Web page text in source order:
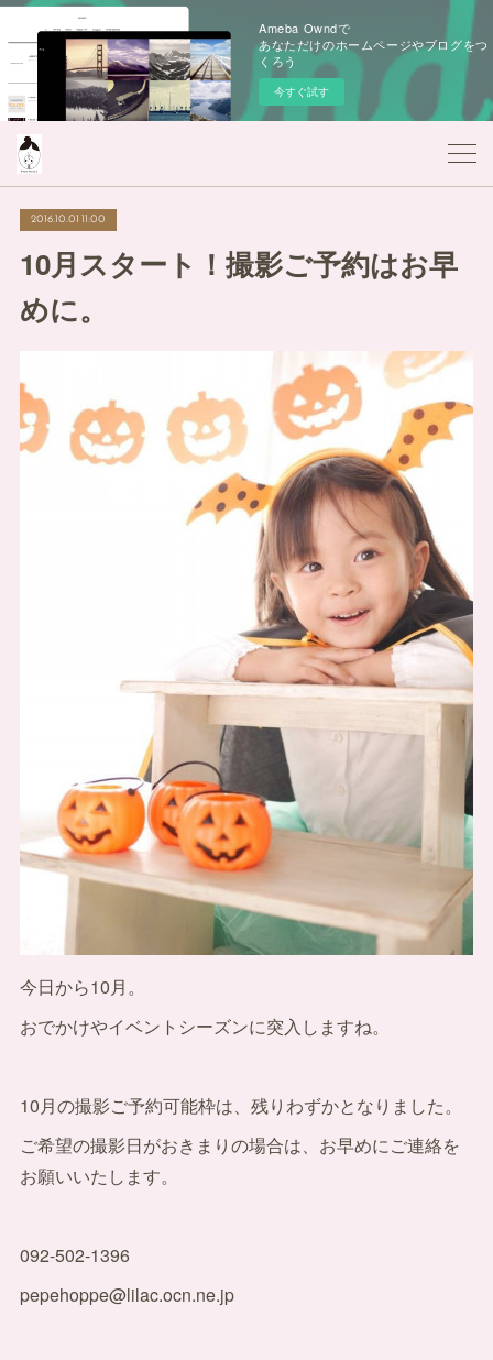
Ameba Owndで
あなただけのホームページやブログをつ
くろう
今すぐ試す
2016.10.01 11:00
10月スタート！撮影ご予約はお早
めに。
今日から10月。
おでかけやイベントシーズンに突入しますね。
10月の撮影ご予約可能枠は、残りわずかとなりました。
ご希望の撮影日がおきまりの場合は、お早めにご連絡を
お願いいたします。
092-502-1396
pepehoppe@lilac.ocn.ne.jp